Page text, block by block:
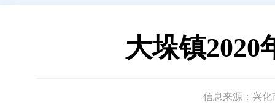
大垛镇2020
信息来源：兴化